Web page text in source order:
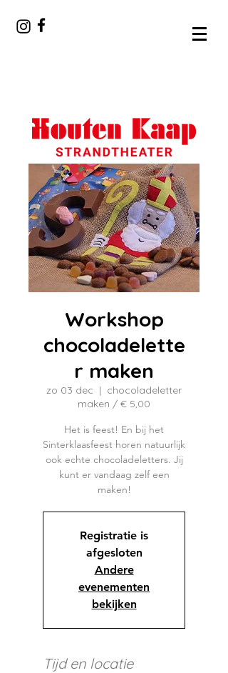
Workshop
chocoladelette
r maken
zo 03 dec
  |
chocoladeletter
maken / € 5,00
Het is feest! En bij het
Sinterklaasfeest horen natuurlijk
ook echte chocoladeletters. Jij
kunt er vandaag zelf een
maken!
Registratie is
afgesloten
Andere
evenementen
bekijken
Tijd en locatie